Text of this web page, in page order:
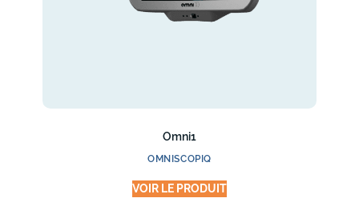
Omni1
OMNISCOPIQ
VOIR LE PRODUIT